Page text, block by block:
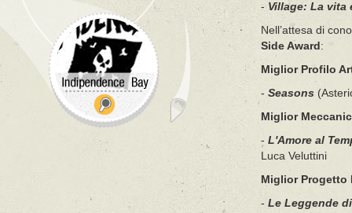
- Village: La vita
Nell’attesa di
Side Award :
Miglior Profilo
- Seasons
Miglior
- L'Amore al
Luca Veluttini
Miglior Progetto
- Le Leggende